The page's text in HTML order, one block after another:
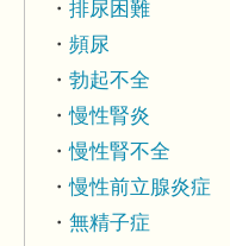
排尿困難
頻尿
勃起不全
慢性腎炎
慢性腎不全
慢性前立腺炎症
無精子症